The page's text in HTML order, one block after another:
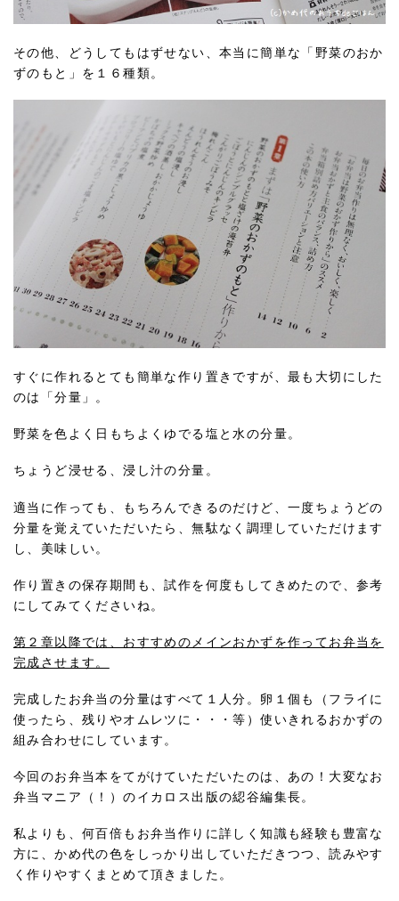
その他、どうしてもはずせない、本当に簡単な「野菜のおか
ずのもと」を１６種類。
すぐに作れるとても簡単な作り置きですが、最も大切にした
のは「分量」。
野菜を色よく日もちよくゆでる塩と水の分量。
ちょうど浸せる、浸し汁の分量。
適当に作っても、もちろんできるのだけど、一度ちょうどの
分量を覚えていただいたら、無駄なく調理していただけます
し、美味しい。
作り置きの保存期間も、試作を何度もしてきめたので、参考
にしてみてくださいね。
第２章以降では、おすすめのメインおかずを作ってお弁当を
完成させます。
完成したお弁当の分量はすべて１人分。卵１個も（フライに
使ったら、残りやオムレツに・・・等）使いきれるおかずの
組み合わせにしています。
今回のお弁当本をてがけていただいたのは、あの！大変なお
弁当マニア（！）のイカロス出版の綛谷編集長。
私よりも、何百倍もお弁当作りに詳しく知識も経験も豊富な
方に、かめ代の色をしっかり出していただきつつ、読みやす
く作りやすくまとめて頂きました。